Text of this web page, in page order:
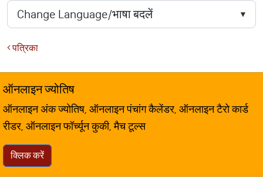
पत्रिका
ऑनलाइन ज्योतिष
ऑनलाइन अंक ज्योतिष, ऑनलाइन पंचांग कैलेंडर, ऑनलाइन टैरो कार्ड
रीडर, ऑनलाइन फॉर्च्यून कुकी, मैच टूल्स
क्लिक करें